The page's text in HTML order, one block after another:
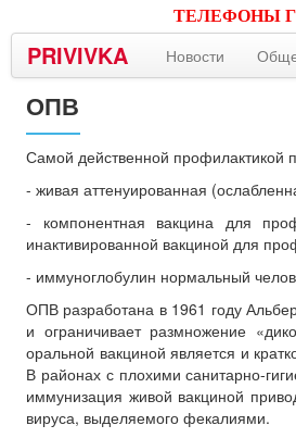
ТЕЛЕФОНЫ
PRIVIVKA Новости
ОПВ
Самой действенной профилактикой
- живая аттенуированная
- компонентная вакцина для
инактивированной вакциной для
- иммуноглобулин нормальный
ОПВ разработана в 1961 году
и ограничивает размножение
оральной вакциной является и
В районах с плохими санитарно-
иммунизация живой вакциной
вируса, выделяемого фекалиями.